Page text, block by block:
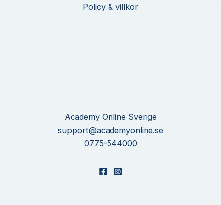
Policy & villkor
Academy Online Sverige
support@academyonline.se
0775-544000